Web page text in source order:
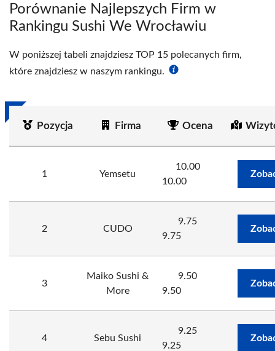
Porównanie Najlepszych Firm w
Rankingu Sushi We Wrocławiu
W poniższej tabeli znajdziesz TOP 15 polecanych firm,
które znajdziesz w naszym rankingu.
Pozycja Firma Ocena
1 Yemsetu
10.00
10.00
2 CUDO
9.75
9.75
3
Maiko Sushi &
More
9.50
9.50
4 Sebu Sushi
9.25
9.25